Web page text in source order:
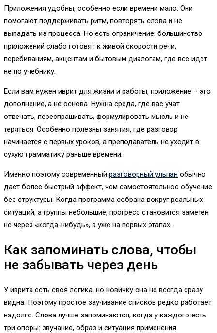
Приложения удобны, особенно если времени мало. Они
помогают поддерживать ритм, повторять слова и не
выпадать из процесса. Но есть ограничение: большинство
приложений слабо готовят к живой скорости речи,
перебиваниям, акцентам и бытовым диалогам, где все идет
не по учебнику.
Если вам нужен иврит для жизни и работы, приложение – это
дополнение, а не основа. Нужна среда, где вас учат
отвечать, переспрашивать, формулировать мысль и не
теряться. Особенно полезны занятия, где разговор
начинается с первых уроков, а преподаватель не уходит в
сухую грамматику раньше времени.
Именно поэтому современный разговорный ульпан обычно
дает более быстрый эффект, чем самостоятельное обучение
без структуры. Когда программа собрана вокруг реальных
ситуаций, а группы небольшие, прогресс становится заметен
не через «когда-нибудь», а уже на первых этапах.
Как запоминать слова, чтобы
не забывать через день
У иврита есть своя логика, но новичку она не всегда сразу
видна. Поэтому простое заучивание списков редко работает
надолго. Слова лучше запоминаются, когда у каждого есть
три опоры: звучание, образ и ситуация применения.